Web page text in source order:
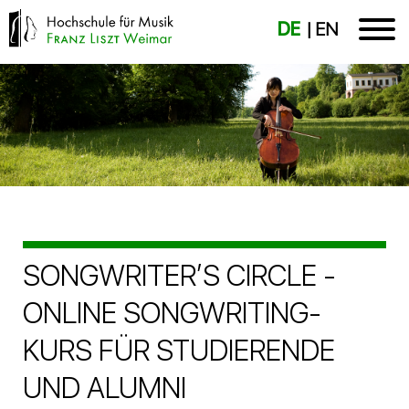
DE EN
SONGWRITER’S CIRCLE -
ONLINE SONGWRITING-
KURS FÜR STUDIERENDE
UND ALUMNI